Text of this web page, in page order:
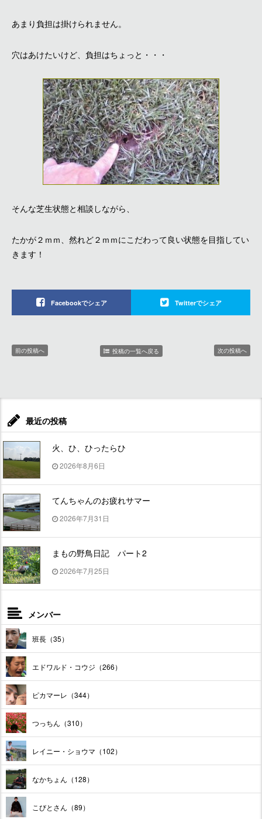
あまり負担は掛けられません。
穴はあけたいけど、負担はちょっと・・・
そんな芝生状態と相談しながら、
たかが２ｍｍ、然れど２ｍｍにこだわって良い状態を目指してい
きます！
Facebookでシェア Twitterでシェア
前の投稿へ 投稿の一覧へ戻る 次の投稿へ
最近の投稿
火、ひ、ひったらひ
2026年8月6日
てんちゃんのお疲れサマー
2026年7月31日
まもの野鳥日記 パート2
2026年7月25日
メンバー
班長（35）
エドワルド・コウジ（266）
ピカマーレ（344）
つっちん（310）
レイニー・ショウマ（102）
なかちょん（128）
こびとさん（89）